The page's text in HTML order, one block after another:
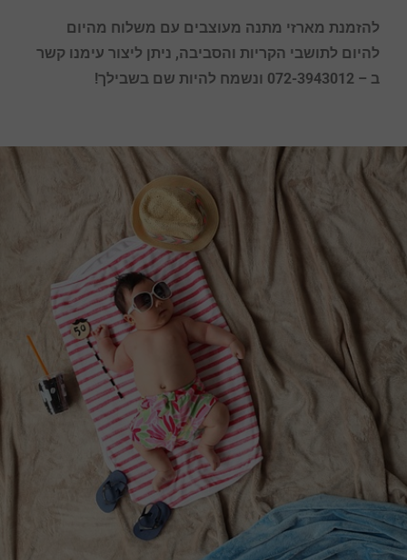
להזמנת מארזי מתנה מעוצבים עם משלוח מהיום
להיום לתושבי הקריות והסביבה, ניתן ליצור עימנו קשר
ב – 072-3943012 ונשמח להיות שם בשבילך!